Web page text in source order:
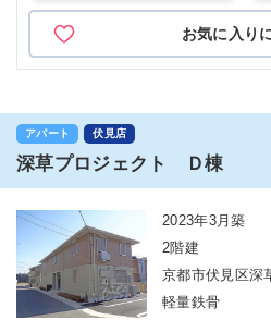
お気に入り
アパート 伏見店
深草プロジェクト Ｄ棟
2023年3月築
2階建
京都市伏見区深
軽量鉄骨